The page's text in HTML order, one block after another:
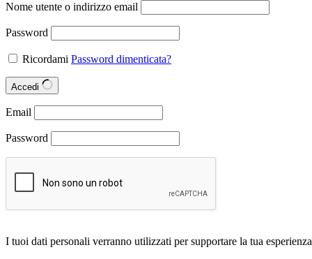
Nome utente o indirizzo email
Password
Ricordami Password dimenticata?
Accedi
Email
Password
I tuoi dati personali verranno utilizzati per supportare la tua